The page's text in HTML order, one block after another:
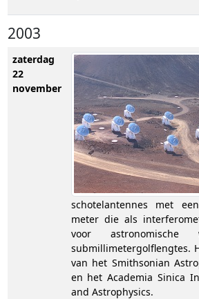
2003
zaterdag
22
november
schotelantennes met
meter die als
voor astronomische
submillimetergolflengtes.
van het Smithsonian
en het Academia Sinica
and Astrophysics.